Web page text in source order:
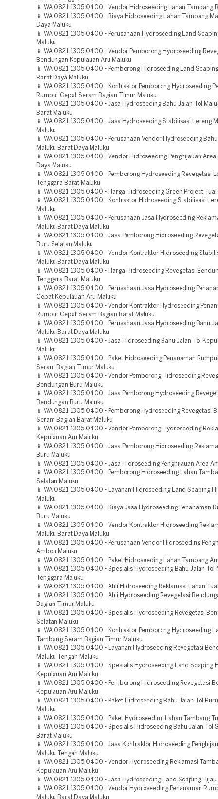
📱 WA 0821 1305 0400 - Vendor Hidroseeding Lahan Tambang
📱 WA 0821 1305 0400 - Biaya Hidroseeding Lahan Tambang
Daya Maluku
📱 WA 0821 1305 0400 - Perusahaan Hydroseeding Land
Maluku
📱 WA 0821 1305 0400 - Vendor Pemborong Hydroseeding
Bendungan Kepulauan Aru Maluku
📱 WA 0821 1305 0400 - Pemborong Hidroseeding Land
Barat Daya Maluku
📱 WA 0821 1305 0400 - Kontraktor Pemborong Hydroseeding
Rumput Cepat Seram Bagian Timur Maluku
📱 WA 0821 1305 0400 - Jasa Hydroseeding Bahu Jalan Tol
Barat Maluku
📱 WA 0821 1305 0400 - Jasa Hydroseeding Stabilisasi Lereng
Maluku
📱 WA 0821 1305 0400 - Perusahaan Vendor Hydroseeding
Maluku Barat Daya Maluku
📱 WA 0821 1305 0400 - Vendor Hidroseeding Penghijauan Area
Daya Maluku
📱 WA 0821 1305 0400 - Pemborong Hydroseeding Revegetasi
Tenggara Barat Maluku
📱 WA 0821 1305 0400 - Harga Hidroseeding Green Project Tual
📱 WA 0821 1305 0400 - Kontraktor Hidroseeding Stabilisasi
Maluku
📱 WA 0821 1305 0400 - Perusahaan Jasa Hydroseeding
Maluku Barat Daya Maluku
📱 WA 0821 1305 0400 - Jasa Pemborong Hidroseeding
Buru Selatan Maluku
📱 WA 0821 1305 0400 - Vendor Kontraktor Hidroseeding
Maluku Barat Daya Maluku
📱 WA 0821 1305 0400 - Harga Hidroseeding Revegetasi
Tenggara Barat Maluku
📱 WA 0821 1305 0400 - Perusahaan Jasa Hydroseeding
Cepat Kepulauan Aru Maluku
📱 WA 0821 1305 0400 - Vendor Kontraktor Hydroseeding
Rumput Cepat Seram Bagian Barat Maluku
📱 WA 0821 1305 0400 - Perusahaan Jasa Hydroseeding Bahu
Maluku Barat Daya Maluku
📱 WA 0821 1305 0400 - Jasa Hidroseeding Bahu Jalan Tol
Maluku
📱 WA 0821 1305 0400 - Paket Hidroseeding Penanaman
Seram Bagian Timur Maluku
📱 WA 0821 1305 0400 - Vendor Pemborong Hidroseeding
Bendungan Buru Maluku
📱 WA 0821 1305 0400 - Jasa Pemborong Hydroseeding
Bendungan Buru Maluku
📱 WA 0821 1305 0400 - Pemborong Hydroseeding Revegetasi
Seram Bagian Barat Maluku
📱 WA 0821 1305 0400 - Vendor Pemborong Hydroseeding
Kepulauan Aru Maluku
📱 WA 0821 1305 0400 - Jasa Pemborong Hidroseeding
Buru Maluku
📱 WA 0821 1305 0400 - Jasa Hidroseeding Penghijauan Area
📱 WA 0821 1305 0400 - Pemborong Hidroseeding Lahan
Selatan Maluku
📱 WA 0821 1305 0400 - Layanan Hidroseeding Land Scaping
Maluku
📱 WA 0821 1305 0400 - Biaya Jasa Hydroseeding Penanaman
Buru Maluku
📱 WA 0821 1305 0400 - Vendor Kontraktor Hidroseeding
Maluku Barat Daya Maluku
📱 WA 0821 1305 0400 - Perusahaan Vendor Hidroseeding
Ambon Maluku
📱 WA 0821 1305 0400 - Paket Hidroseeding Lahan Tambang
📱 WA 0821 1305 0400 - Spesialis Hydroseeding Bahu Jalan Tol
Tenggara Maluku
📱 WA 0821 1305 0400 - Ahli Hidroseeding Reklamasi Lahan
📱 WA 0821 1305 0400 - Ahli Hydroseeding Revegetasi
Bagian Timur Maluku
📱 WA 0821 1305 0400 - Spesialis Hydroseeding Revegetasi
Selatan Maluku
📱 WA 0821 1305 0400 - Kontraktor Pemborong Hydroseeding
Tambang Seram Bagian Timur Maluku
📱 WA 0821 1305 0400 - Layanan Hydroseeding Revegetasi
Maluku Tengah Maluku
📱 WA 0821 1305 0400 - Spesialis Hydroseeding Land Scaping
Kepulauan Aru Maluku
📱 WA 0821 1305 0400 - Pemborong Hidroseeding Revegetasi
Kepulauan Aru Maluku
📱 WA 0821 1305 0400 - Paket Hidroseeding Bahu Jalan Tol
Maluku
📱 WA 0821 1305 0400 - Paket Hydroseeding Lahan Tambang
📱 WA 0821 1305 0400 - Spesialis Hidroseeding Bahu Jalan Tol
Barat Maluku
📱 WA 0821 1305 0400 - Jasa Kontraktor Hidroseeding
Maluku Tengah Maluku
📱 WA 0821 1305 0400 - Vendor Hydroseeding Reklamasi
Kepulauan Aru Maluku
📱 WA 0821 1305 0400 - Jasa Hydroseeding Land Scaping Hijau
📱 WA 0821 1305 0400 - Vendor Hydroseeding Penanaman
Maluku Barat Daya Maluku